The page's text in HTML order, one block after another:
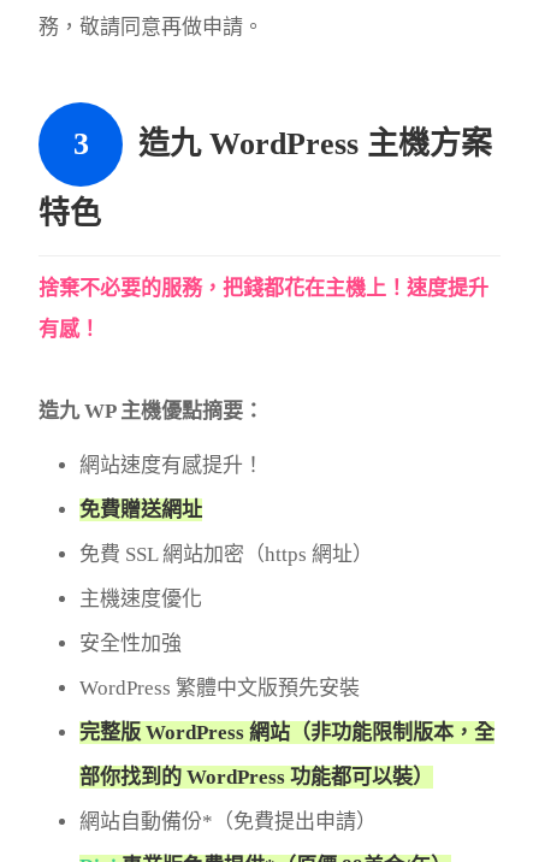
務，敬請同意再做申請。
造九 WordPress 主機方案
特色
捨棄不必要的服務，把錢都花在主機上！速度提升
有感！
造九 WP 主機優點摘要：
網站速度有感提升！
免費贈送網址
免費 SSL 網站加密（https 網址）
主機速度優化
安全性加強
WordPress 繁體中文版預先安裝
完整版 WordPress 網站（非功能限制版本，全
部你找到的 WordPress 功能都可以裝）
網站自動備份*（免費提出申請）